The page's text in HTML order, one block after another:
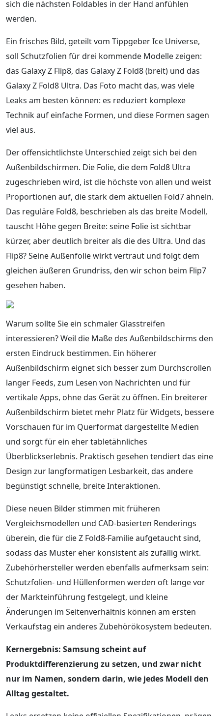
sich die nächsten Foldables in der Hand anfühlen
werden.
Ein frisches Bild, geteilt vom Tippgeber Ice Universe,
soll Schutzfolien für drei kommende Modelle zeigen:
das Galaxy Z Flip8, das Galaxy Z Fold8 (breit) und das
Galaxy Z Fold8 Ultra. Das Foto macht das, was viele
Leaks am besten können: es reduziert komplexe
Technik auf einfache Formen, und diese Formen sagen
viel aus.
Der offensichtlichste Unterschied zeigt sich bei den
Außenbildschirmen. Die Folie, die dem Fold8 Ultra
zugeschrieben wird, ist die höchste von allen und weist
Proportionen auf, die stark dem aktuellen Fold7 ähneln.
Das reguläre Fold8, beschrieben als das breite Modell,
tauscht Höhe gegen Breite: seine Folie ist sichtbar
kürzer, aber deutlich breiter als die des Ultra. Und das
Flip8? Seine Außenfolie wirkt vertraut und folgt dem
gleichen äußeren Grundriss, den wir schon beim Flip7
gesehen haben.
Warum sollte Sie ein schmaler Glasstreifen
interessieren? Weil die Maße des Außenbildschirms den
ersten Eindruck bestimmen. Ein höherer
Außenbildschirm eignet sich besser zum Durchscrollen
langer Feeds, zum Lesen von Nachrichten und für
vertikale Apps, ohne das Gerät zu öffnen. Ein breiterer
Außenbildschirm bietet mehr Platz für Widgets, bessere
Vorschauen für im Querformat dargestellte Medien
und sorgt für ein eher tabletähnliches
Überblickserlebnis. Praktisch gesehen tendiert das eine
Design zur langformatigen Lesbarkeit, das andere
begünstigt schnelle, breite Interaktionen.
Diese neuen Bilder stimmen mit früheren
Vergleichsmodellen und CAD-basierten Renderings
überein, die für die Z Fold8-Familie aufgetaucht sind,
sodass das Muster eher konsistent als zufällig wirkt.
Zubehörhersteller werden ebenfalls aufmerksam sein:
Schutzfolien- und Hüllenformen werden oft lange vor
der Markteinführung festgelegt, und kleine
Änderungen im Seitenverhältnis können am ersten
Verkaufstag ein anderes Zubehörökosystem bedeuten.
Kernergebnis: Samsung scheint auf
Produktdifferenzierung zu setzen, und zwar nicht
nur im Namen, sondern darin, wie jedes Modell den
Alltag gestaltet.